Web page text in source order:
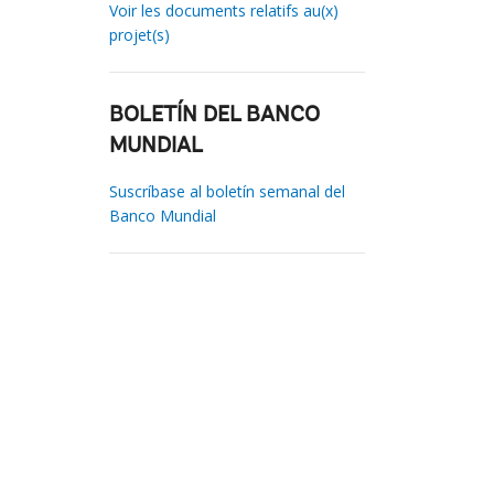
Voir les documents relatifs au(x)
projet(s)
BOLETÍN DEL BANCO
MUNDIAL
Suscríbase al boletín semanal del
Banco Mundial